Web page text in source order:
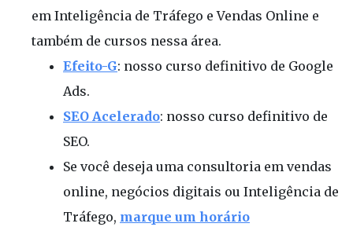
em Inteligência de Tráfego e Vendas Online e
também de cursos nessa área.
Efeito-G: nosso curso definitivo de Google
Ads.
SEO Acelerado: nosso curso definitivo de
SEO.
Se você deseja uma consultoria em vendas
online, negócios digitais ou Inteligência de
Tráfego, marque um horário